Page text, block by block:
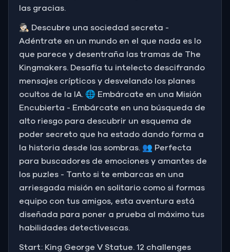
las gracias.
🕵🏻‍♂️ Descubre una sociedad secreta -
Adéntrate en un mundo en el que nada es lo
que parece y desentraña las tramas de The
Kingmakers. Desafía tu intelecto descifrando
mensajes crípticos y desvelando los planes
ocultos de la IA. 🌐 Embárcate en una Misión
Encubierta - Embárcate en una búsqueda de
alto riesgo para descubrir un esquema de
poder secreto que ha estado dando forma a
la historia desde las sombras. 👥 Perfecta
para buscadores de emociones y amantes de
los puzles - Tanto si te embarcas en una
arriesgada misión en solitario como si formas
equipo con tus amigos, esta aventura está
diseñada para poner a prueba al máximo tus
habilidades detectivescas.
Start: King George V Statue. 12 challenges